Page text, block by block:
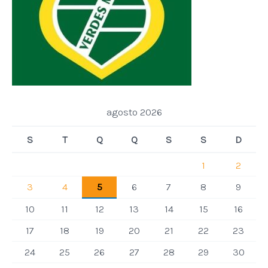
agosto 2026
S T Q Q S S D
1
2
3
4 5 6 7 8
9
10
11 12 13 14 15
16
17
18 19 20 21 22
23
24
25 26 27 28 29
30